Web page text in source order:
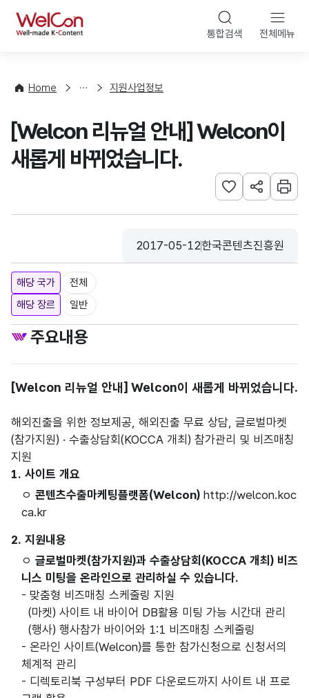
WelCon 통합검색 전체메뉴
Home
사
청
지원사업정보
[Welcon 리뉴얼 안내] Welcon이
새롭게 바뀌었습니다.
관심사 등록하기
URL 공유하
인쇄
등록일
2017-05-12
수집기관
한국콘텐츠진흥원
해당 국가
전체
해당 장르
일반
주요내용
[Welcon 리뉴얼 안내] Welcon이 새롭게 바뀌었습니다.
해외진출을 위한 정보제공, 해외진출 무료 상담, 글로벌마켓
(참가지원) · 수출상담회(KOCCA 개최) 참가관리 및 비즈매칭
지원
1. 사이트 개요
ㅇ 콘텐츠수출마케팅플랫폼(Welcon) http://welcon.koc
ca.kr
2. 지원내용
ㅇ 글로벌마켓(참가지원)과 수출상담회(KOCCA 개최) 비즈
니스 미팅을 온라인으로 관리하실 수 있습니다.
- 맞춤형 비즈매칭 스케줄링 지원
(마켓) 사이트 내 바이어 DB활용 미팅 가능 시간대 관리
(행사) 행사참가 바이어와 1:1 비즈매칭 스케줄링
- 온라인 사이트(Welcon)를 통한 참가신청으로 신청서의
체계적 관리
- 디렉토리북 구성부터 PDF 다운로드까지 사이트 내 프로